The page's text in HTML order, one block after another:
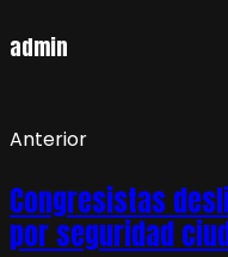
admin
Anterior
Congresistas
por seguridad